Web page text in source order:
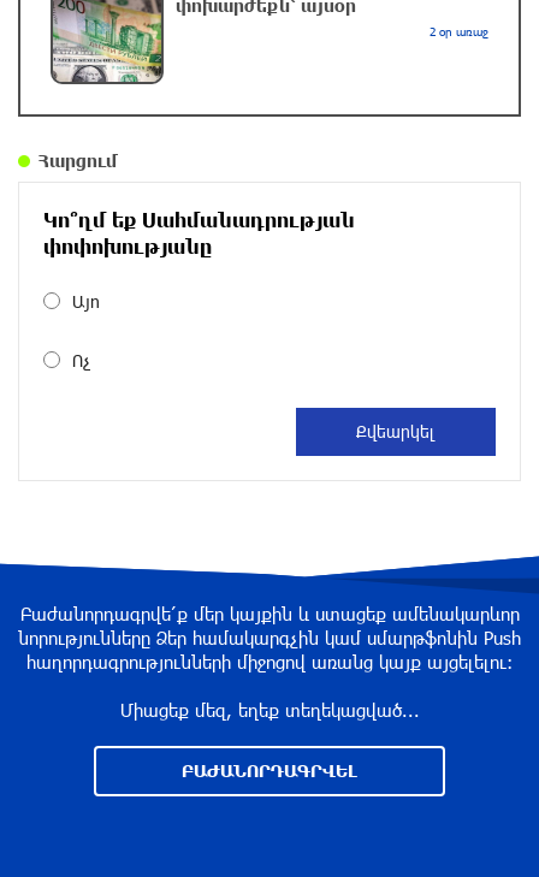
Բելառուսում պակասում է ԽՍՀՄ
Լուկաշենկո
Հայ ուշուիստները մեդալներ են նվաճել
Բաթումի բաց առաջնությունում
մեկ ժամ առաջ
Հայաստանի հավաքականի նախկին գլխավոր
Պայմանները չեն կատարվել․ ՈՒԵՖԱ-ի
հայտարարությունը
2 ժամ առաջ
«Նոա»-ն ունի երկրպագուների աջակցության
կարիքը Շվեյցարիայում
փոխարժեքն՝ այսօր
2 օր առաջ
Հարցում
Կո՞ղմ եք Սահմանադրության
փոփոխությանը
Այո
Ոչ
Բաժանորդագրվե՛ք մեր կայքին և ստացեք ամենակարևոր
նորությունները Ձեր համակարգչին կամ սմարթֆոնին Push
հաղորդագրությունների միջոցով առանց կայք այցելելու։
Միացեք մեզ, եղեք տեղեկացված...
ԲԱԺԱՆՈՐԴԱԳՐՎԵԼ